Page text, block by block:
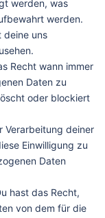
werden, was
werden.
deine uns
Recht wann immer
Daten zu
oder blockiert
Verarbeitung deiner
Einwilligung zu
Daten
hast das Recht,
von dem für die